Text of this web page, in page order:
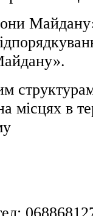
місцях в